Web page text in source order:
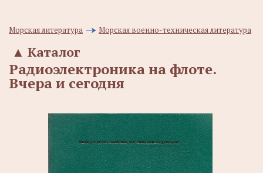
Морская литература Морская военно-техническая литература
Каталог
▲
Радиоэлектроника на флоте.
Вчера и сегодня